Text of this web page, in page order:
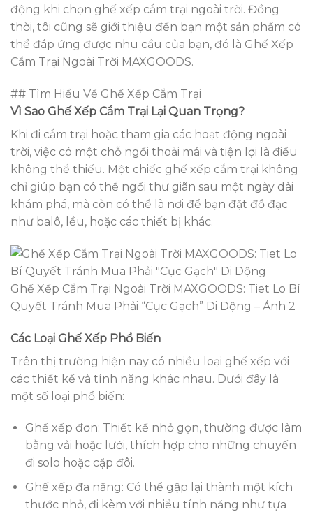
động khi chọn ghế xếp cắm trại ngoài trời. Đồng
thời, tôi cũng sẽ giới thiệu đến bạn một sản phẩm có
thể đáp ứng được nhu cầu của bạn, đó là Ghế Xếp
Cắm Trại Ngoài Trời MAXGOODS.
## Tìm Hiểu Về Ghế Xếp Cắm Trại
Vì Sao Ghế Xếp Cắm Trại Lại Quan Trọng?
Khi đi cắm trại hoặc tham gia các hoạt động ngoài
trời, việc có một chỗ ngồi thoải mái và tiện lợi là điều
không thể thiếu. Một chiếc ghế xếp cắm trại không
chỉ giúp bạn có thể ngồi thư giãn sau một ngày dài
khám phá, mà còn có thể là nơi để bạn đặt đồ đạc
như balô, lều, hoặc các thiết bị khác.
Ghế Xếp Cắm Trại Ngoài Trời MAXGOODS: Tiet Lo Bí
Quyết Tránh Mua Phải “Cục Gạch” Di Dộng – Ảnh 2
Các Loại Ghế Xếp Phổ Biến
Trên thị trường hiện nay có nhiều loại ghế xếp với
các thiết kế và tính năng khác nhau. Dưới đây là
một số loại phổ biến:
Ghế xếp đơn: Thiết kế nhỏ gọn, thường được làm
bằng vải hoặc lưới, thích hợp cho những chuyến
đi solo hoặc cặp đôi.
Ghế xếp đa năng: Có thể gập lại thành một kích
thước nhỏ, đi kèm với nhiều tính năng như tựa